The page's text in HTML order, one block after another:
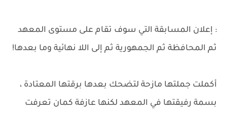
: إعلان المسابقة التي سوف تقام على مستوى المعهد
ثم المحافظة ثم الجمهورية ثم إلى اللا نهائية وما بعدها!
أكملت جملتها مازحة لتضحك بعدها برقتها المعتادة ،
بسمة رفيقتها في المعهد لكنها عازفة كمان تعرفت